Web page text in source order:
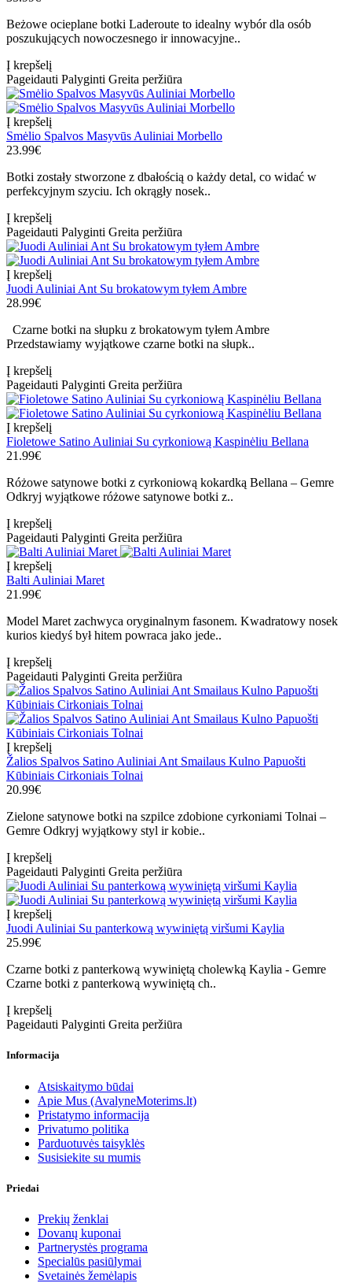
Beżowe ocieplane botki Laderoute to idealny wybór dla osób
poszukujących nowoczesnego ir innowacyjne..
Į krepšelį
Pageidauti Palyginti Greita peržiūra
Į krepšelį
Smėlio Spalvos Masyvūs Auliniai Morbello
23.99€
Botki zostały stworzone z dbałością o każdy detal, co widać w
perfekcyjnym szyciu. Ich okrągły nosek..
Į krepšelį
Pageidauti Palyginti Greita peržiūra
Į krepšelį
Juodi Auliniai Ant Su brokatowym tyłem Ambre
28.99€
Czarne botki na słupku z brokatowym tyłem Ambre
Przedstawiamy wyjątkowe czarne botki na słupk..
Į krepšelį
Pageidauti Palyginti Greita peržiūra
Į krepšelį
Fioletowe Satino Auliniai Su cyrkoniową Kaspinėliu Bellana
21.99€
Różowe satynowe botki z cyrkoniową kokardką Bellana – Gemre
Odkryj wyjątkowe różowe satynowe botki z..
Į krepšelį
Pageidauti Palyginti Greita peržiūra
Į krepšelį
Balti Auliniai Maret
21.99€
Model Maret zachwyca oryginalnym fasonem. Kwadratowy nosek
kurios kiedyś był hitem powraca jako jede..
Į krepšelį
Pageidauti Palyginti Greita peržiūra
Į krepšelį
Žalios Spalvos Satino Auliniai Ant Smailaus Kulno Papuošti
Kūbiniais Cirkoniais Tolnai
20.99€
Zielone satynowe botki na szpilce zdobione cyrkoniami Tolnai –
Gemre Odkryj wyjątkowy styl ir kobie..
Į krepšelį
Pageidauti Palyginti Greita peržiūra
Į krepšelį
Juodi Auliniai Su panterkową wywiniętą viršumi Kaylia
25.99€
Czarne botki z panterkową wywiniętą cholewką Kaylia - Gemre
Czarne botki z panterkową wywiniętą ch..
Į krepšelį
Pageidauti Palyginti Greita peržiūra
Informacija
Atsiskaitymo būdai
Apie Mus (AvalyneMoterims.lt)
Pristatymo informacija
Privatumo politika
Parduotuvės taisyklės
Susisiekite su mumis
Priedai
Prekių ženklai
Dovanų kuponai
Partnerystės programa
Specialūs pasiūlymai
Svetainės žemėlapis